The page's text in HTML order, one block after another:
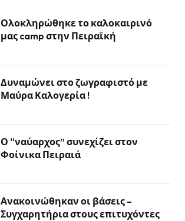
Ολοκληρώθηκε το καλοκαιρινό
μας camp στην Πειραϊκή
Δυναμώνει στο ζωγραφιστό με
Μαύρα Καλογερία !
Ο “ναύαρχος” συνεχίζει στον
Φοίνικα Πειραιά
Ανακοινώθηκαν οι βάσεις –
Συγχαρητήρια στους επιτυχόντες